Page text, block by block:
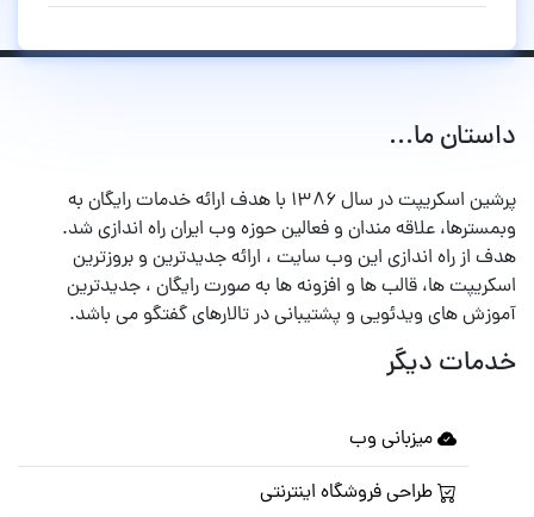
داستان ما...
پرشین اسکریپت در سال ۱۳۸۶ با هدف ارائه خدمات رایگان به
وبمسترها، علاقه مندان و فعالین حوزه وب ایران راه اندازی شد.
هدف از راه اندازی این وب سایت ، ارائه جدیدترین و بروزترین
اسکریپت ها، قالب ها و افزونه ها به صورت رایگان ، جدیدترین
آموزش های ویدئویی و پشتیبانی در تالارهای گفتگو می باشد.
خدمات دیگر
میزبانی وب
طراحی فروشگاه اینترنتی